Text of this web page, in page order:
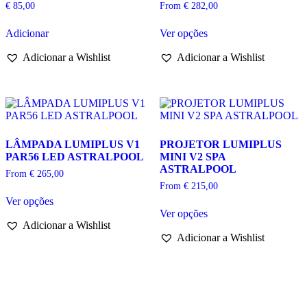
€ 85,00
Adicionar
Adicionar a Wishlist
From €282,00
Ver opçõesproduct
multiple
may
be
on
the
product
page
Adicionar a Wishlist
LÂMPADA LUMIPLUS V1
PAR56 LED ASTRALPOOL
From € 265,00
Ver opçõesproduct
multiple
Adicionar a Wishlist
PROJETOR LUMIPLUS
MINI V2 SPA
ASTRALPOOL
From €215,00
Ver opçõesproduct
multiple
Adicionar a Wishlist